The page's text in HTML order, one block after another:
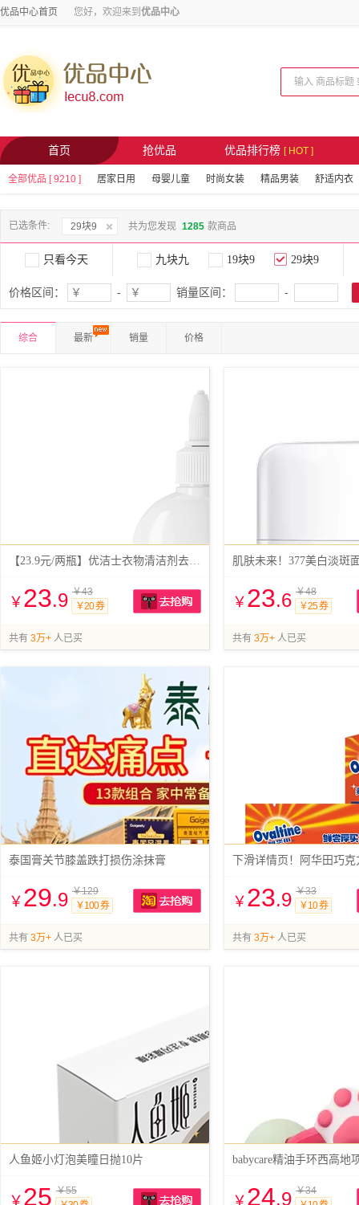
优品中心首页 您好，欢迎来到 优品中心
首页 抢优品 优品排行榜 [ HOT ]
全部优品 [ 9210 ] 居家日用 母婴儿童 时尚女装 精品男装 舒适内衣
已选条件: 29块9 共为您发现 1285 款商品
只看今天 九块九 19块9 29块9
价格区间： - 销量区间： -
综合 最新 销量 价格
【23.9元/两瓶】优洁士衣物清洁剂去油王
￥ 23.9 ￥43
￥20 券
共有 3万+ 人已买
肌肤未来！377美白淡斑
￥ 23.6 ￥48
￥25 券
共有 3万+ 人已买
泰国膏关节膝盖跌打损伤涂抹膏
￥ 29.9 ￥129
￥100 券
共有 3万+ 人已买
￥ 23.9 ￥33
￥10 券
共有 3万+ 人已买
人鱼姬小灯泡美瞳日抛10片
￥ 25 ￥55
babycare精油手环西高地
￥ 24.9 ￥34